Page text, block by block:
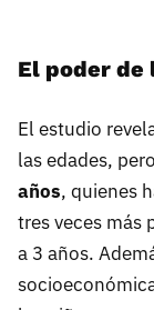
El poder de
El estudio
las edades,
años, quienes
tres veces más
a 3 años.